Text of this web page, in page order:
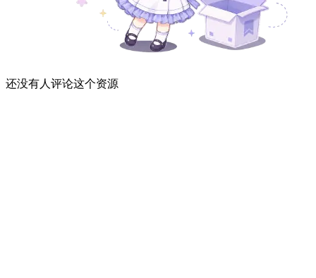
还没有人评论这个资源